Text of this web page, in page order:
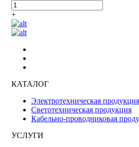
+
КАТАЛОГ
Электротехническая продукция
Светотехническая продукция
Кабельно-проводниковая
УСЛУГИ